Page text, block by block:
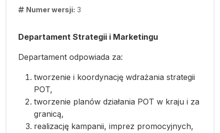
Numer wersji: 3
Departament Strategii i Marketingu
Departament odpowiada za:
tworzenie i koordynację wdrażania strategii
POT,
tworzenie planów działania POT w kraju i za
granicą,
realizację kampanii, imprez promocyjnych,